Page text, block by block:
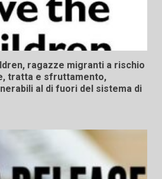
ragazze migranti a rischio
tratta e sfruttamento,
al di fuori del sistema di